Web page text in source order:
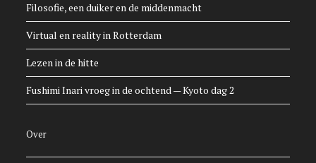
Filosofie, een duiker en de middenmacht
Virtual en reality in Rotterdam
Lezen in de hitte
Fushimi Inari vroeg in de ochtend — Kyoto dag 2
Over